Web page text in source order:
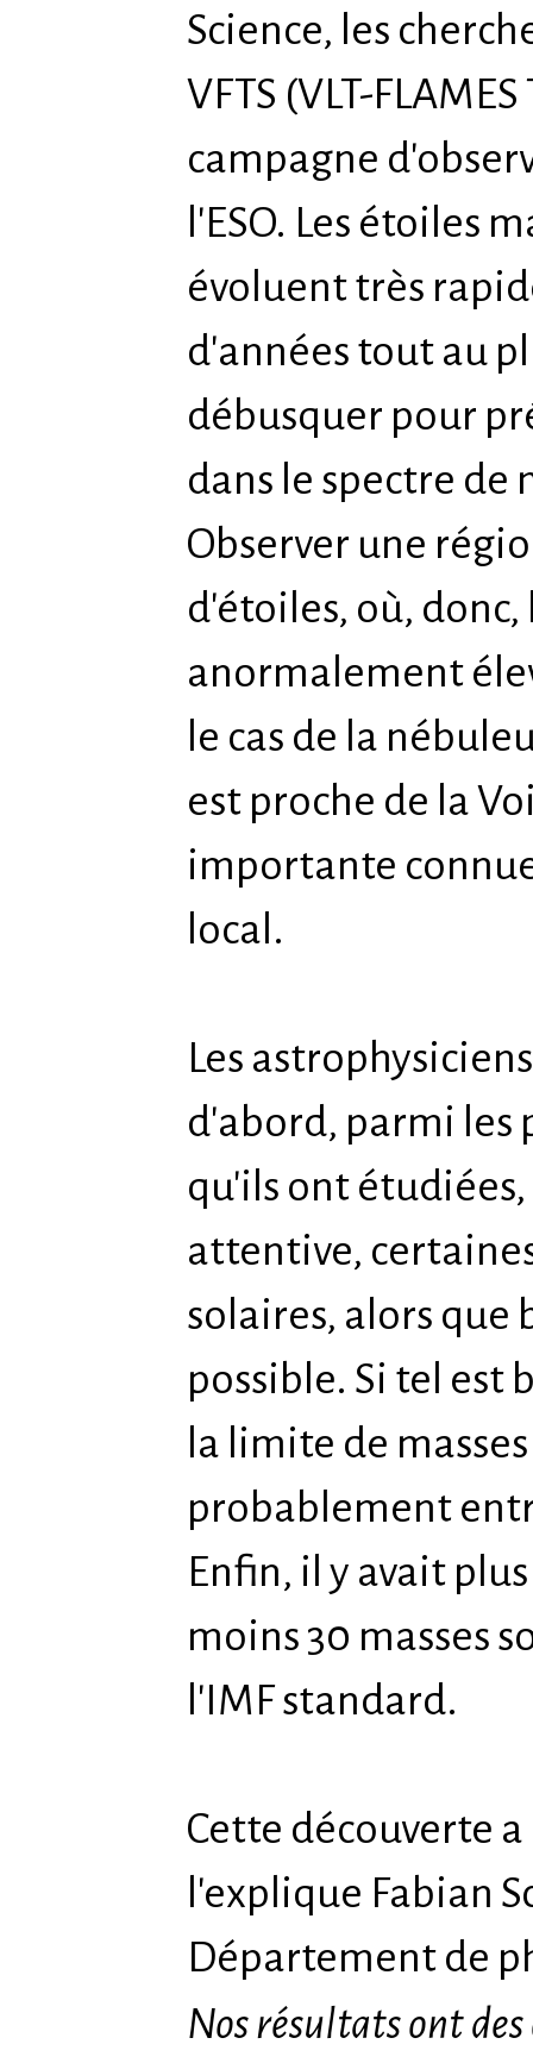
Science, les
VFTS (VLT-
campagne
l'ESO. Les étoiles
évoluent très
d'années tout au
débusquer pour
dans le spectre de
Observer une
d'étoiles, où,
anormalement
le cas de la
est proche de la
importante
local.
Les
d'abord, parmi les
qu'ils ont
attentive,
solaires, alors que
possible. Si tel est
la limite de
probablement
Enfin, il y avait
moins 30 masses
l'IMF standard.
Cette découverte
l'explique Fabian
Département de
Nos résultats ont